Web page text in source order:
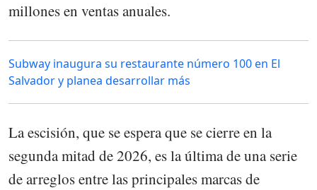
millones en ventas anuales.
Subway inaugura su restaurante número 100 en El
Salvador y planea desarrollar más
La escisión, que se espera que se cierre en la
segunda mitad de 2026, es la última de una serie
de arreglos entre las principales marcas de